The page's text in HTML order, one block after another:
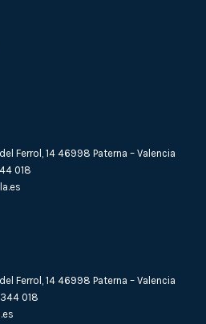
Ferrol, 14 46998 Paterna – Valencia
018
Ferrol, 14 46998 Paterna – Valencia
018